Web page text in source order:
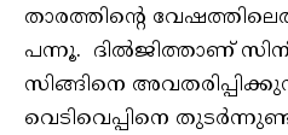
താരത്തിന്റെ
പന്നൂ. ദിൽജിത്താണ്
സിങ്ങിനെ
വെടിവെപ്പിനെ